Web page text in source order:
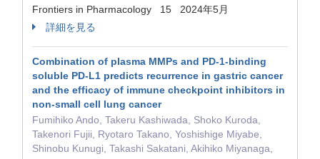
Frontiers in Pharmacology 15 2024年5月
詳細を見る
Combination of plasma MMPs and PD-1-binding
soluble PD-L1 predicts recurrence in gastric cancer
and the efficacy of immune checkpoint inhibitors in
non-small cell lung cancer
Fumihiko Ando, Takeru Kashiwada, Shoko Kuroda,
Takenori Fujii, Ryotaro Takano, Yoshishige Miyabe,
Shinobu Kunugi, Takashi Sakatani, Akihiko Miyanaga,